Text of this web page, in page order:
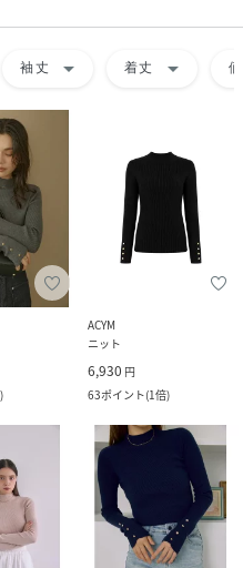
袖丈 arrow_drop_down 着丈 arrow_drop_down
)
ACYM
ニット
6,930 円
63ポイント(1倍)